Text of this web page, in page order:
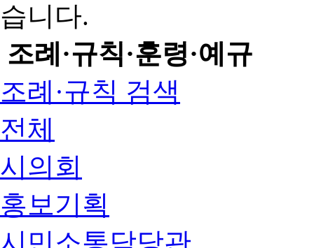
습니다.
조례·규칙·훈령·예규
조례·규칙 검색
전체
시의회
홍보기획